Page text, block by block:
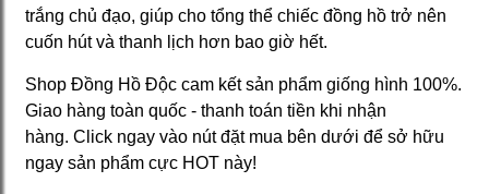
trắng chủ đạo, giúp cho tổng thể chiếc đồng hồ trở nên
cuốn hút và thanh lịch hơn bao giờ hết.
Shop Đồng Hồ Độc cam kết sản phẩm giống hình 100%.
Giao hàng toàn quốc - thanh toán tiền khi nhận
hàng. Click ngay vào nút đặt mua bên dưới để sở hữu
ngay sản phẩm cực HOT này!